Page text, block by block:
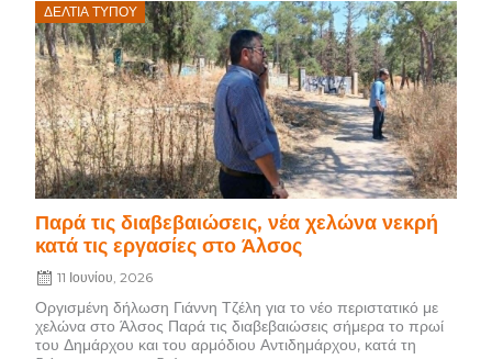
ΔΕΛΤΊΑ ΤΎΠΟΥ
Παρά τις διαβεβαιώσεις, νέα χελώνα νεκρή
κατά τις εργασίες στο Άλσος
Posted
on
11 Ιουνίου, 2026
Οργισμένη δήλωση Γιάννη Τζέλη για το νέο περιστατικό με
χελώνα στο Άλσος Παρά τις διαβεβαιώσεις σήμερα το πρωί
του Δημάρχου και του αρμόδιου Αντιδημάρχου, κατά τη